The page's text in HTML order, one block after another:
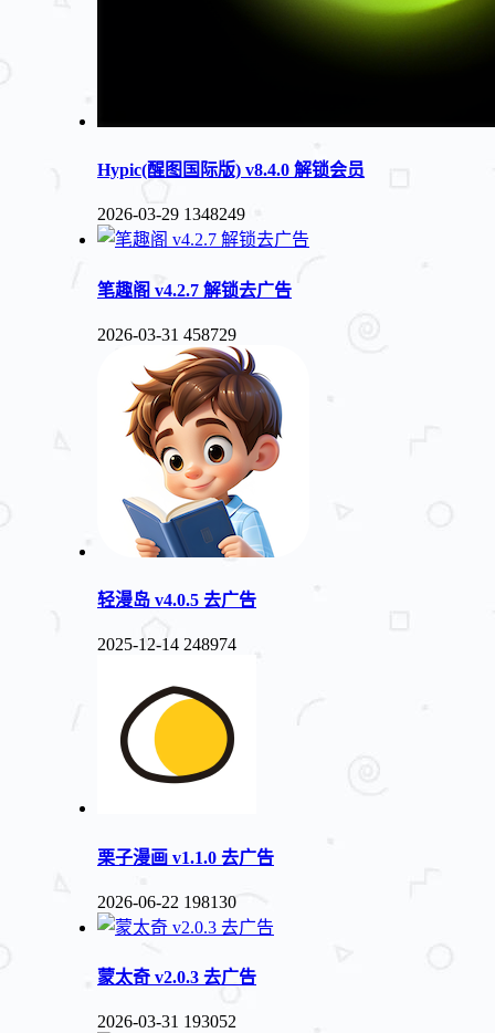
Hypic(醒图国际版) v8.4.0 解锁会员
2026-03-29 1348249
笔趣阁 v4.2.7 解锁去广告
2026-03-31 458729
轻漫岛 v4.0.5 去广告
2025-12-14 248974
栗子漫画 v1.1.0 去广告
2026-06-22 198130
蒙太奇 v2.0.3 去广告
2026-03-31 193052